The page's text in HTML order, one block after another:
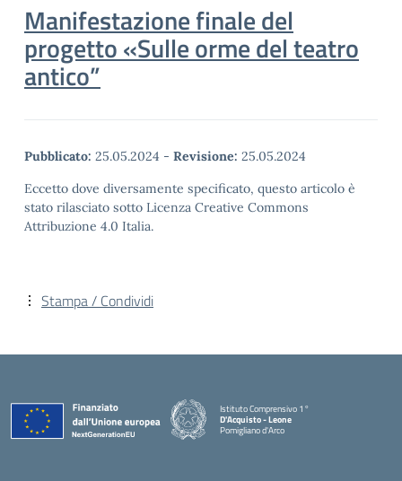
Manifestazione finale del
progetto «Sulle orme del teatro
antico”
Pubblicato: 25.05.2024 - Revisione: 25.05.2024
Eccetto dove diversamente specificato, questo articolo è
stato rilasciato sotto Licenza Creative Commons
Attribuzione 4.0 Italia.
Stampa / Condividi
Istituto Comprensivo 1°
D'Acquisto - Leone
Pomigliano d'Arco
— Visita la pagina iniziale della scuola